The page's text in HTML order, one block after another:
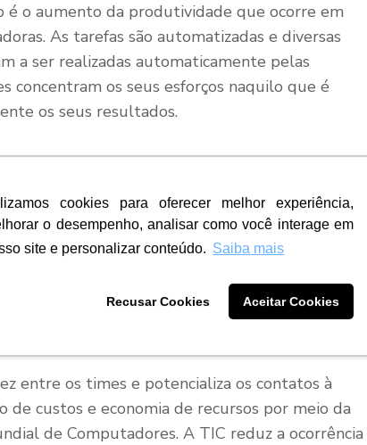
cookies para oferecer melhor experiência,
o desempenho, analisar como você interage em
site e personalizar conteúdo. Saiba mais
Recusar Cookies Aceitar Cookies
é o aumento da produtividade que ocorre em
As tarefas são automatizadas e diversas
a ser realizadas automaticamente pelas
concentram os seus esforços naquilo que é
os seus resultados.
os clientes pelo uso das ferramentas
minimizam o tempo gasto com
problemas de modo mais efetivo. Há um
de plataformas inovadoras de
organizacionais.
entre os times e potencializa os contatos à
de custos e economia de recursos por meio da
de Computadores. A TIC reduz a ocorrência